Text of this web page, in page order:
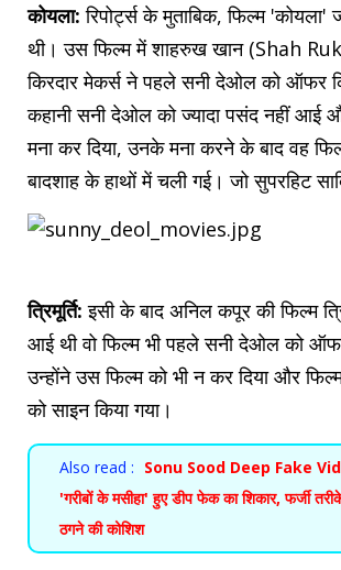
कोयला: रिपोर्ट्स के मुताबिक, फिल्म
थी। उस फिल्म में शाहरुख खान (Shah
किरदार मेकर्स ने पहले सनी देओल को ऑफर
कहानी सनी देओल को ज्यादा पसंद नहीं आई
मना कर दिया, उनके मना करने के बाद वह
बादशाह के हाथों में चली गई। जो सुपरहिट
त्रिमूर्ति: इसी के बाद अनिल कपूर की फिल्म
आई थी वो फिल्म भी पहले सनी देओल को
उन्होंने उस फिल्म को भी न कर दिया और
को साइन किया गया।
Also read : Sonu Sood Deep Fake
'गरीबों के मसीहा' हुए डीप फेक का शिकार, फर्जी
ठगने की कोशिश